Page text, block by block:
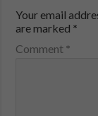
Your email
are marked *
Comment *